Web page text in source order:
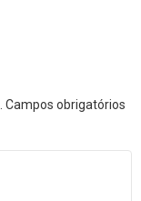
Campos obrigatórios